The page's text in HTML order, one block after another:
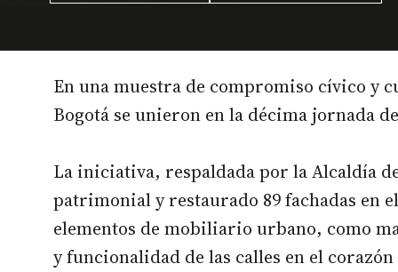
En una muestra de compromiso cívico y
Bogotá se unieron en la décima jornada
La iniciativa, respaldada por la Alcaldía
patrimonial y restaurado 89 fachadas en
elementos de mobiliario urbano, como
y funcionalidad de las calles en el